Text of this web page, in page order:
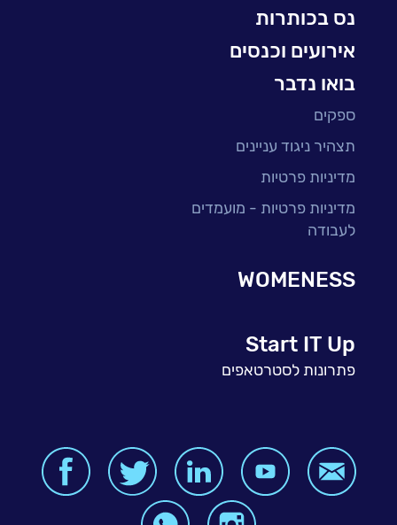
נס בכותרות
אירועים וכנסים
בואו נדבר
ספקים
תצהיר ניגוד עניינים
מדיניות פרטיות
מדיניות פרטיות - מועמדים
לעבודה
WOMENESS
Start IT Up
פתרונות לסטרטאפים